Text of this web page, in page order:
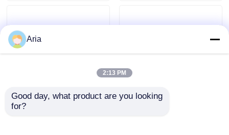
আমাদের সাথে যোগাযোগ
একটি উদ্ধৃতি অনুরোধ করুন
MECAIR মেরামতের কিট 1
Aria
2:13 PM
Good day, what product are you looking
for?